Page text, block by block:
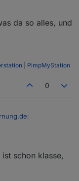
da so alles, und
PimpMyStation
0
:
schon klasse,